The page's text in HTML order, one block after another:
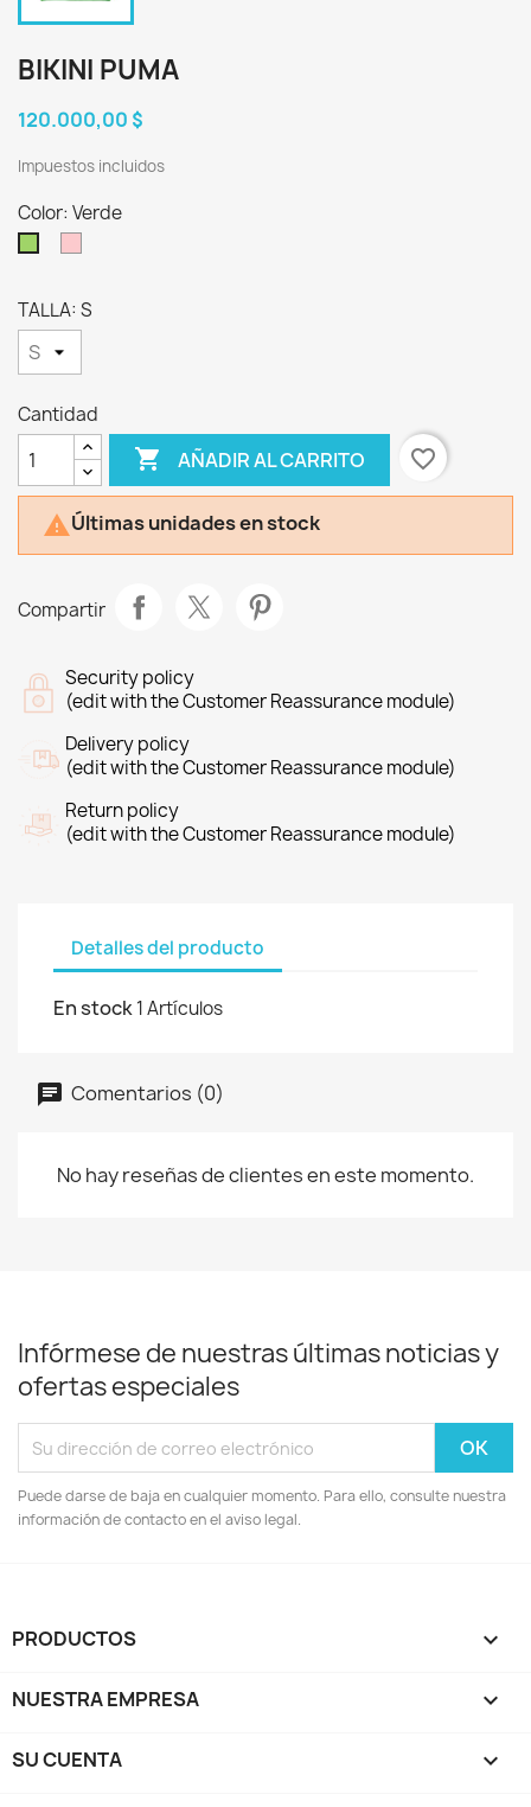
BIKINI PUMA
120.000,00 $
Impuestos incluidos
Color: Verde
TALLA: S
Cantidad
 AÑADIR AL CARRITO favorite_border
Últimas unidades en stock
Compartir
Security policy
(edit with the Customer Reassurance module)
Delivery policy
(edit with the Customer Reassurance module)
Return policy
(edit with the Customer Reassurance module)
Detalles del producto
En stock1 Artículos
Comentarios (0)
No hay reseñas de clientes en este momento.
Infórmese de nuestras últimas noticias y
ofertas especiales
Puede darse de baja en cualquier momento. Para ello, consulte nuestra
información de contacto en el aviso legal.
PRODUCTOS 
NUESTRA EMPRESA 
SU CUENTA 